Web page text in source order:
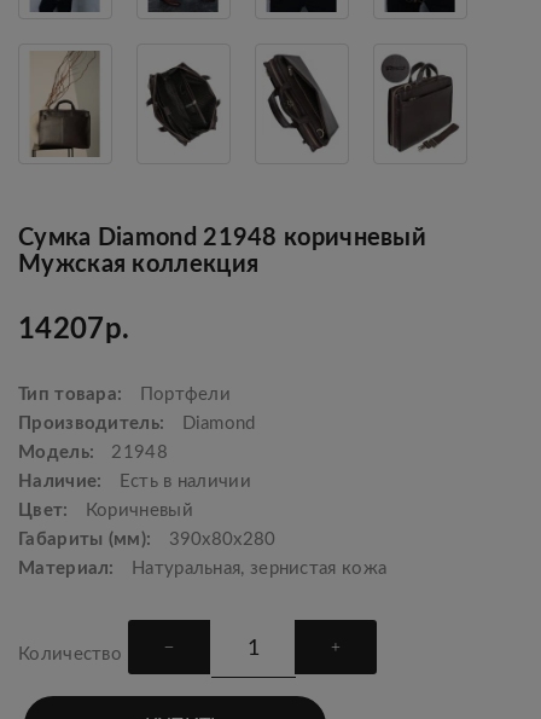
Сумка Diamond 21948 коричневый
Мужская коллекция
14207р.
Тип товара:
Портфели
Производитель:
Diamond
Модель:
21948
Наличие:
Есть в наличии
Цвет:
Коричневый
Габариты (мм):
390х80х280
Материал:
Натуральная, зернистая кожа
Количество